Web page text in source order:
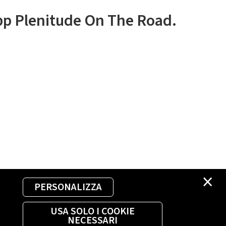
×
PERSONALIZZA
USA SOLO I COOKIE
NECESSARI
Plenitude On The Road.